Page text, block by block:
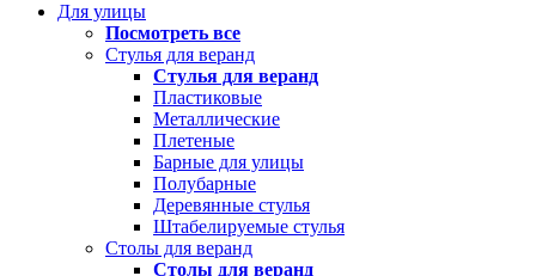
Для улицы
Посмотреть все
Стулья для веранд
Стулья для веранд
Пластиковые
Металлические
Плетеные
Барные для улицы
Полубарные
Деревянные стулья
Штабелируемые стулья
Столы для веранд
Столы для веранд